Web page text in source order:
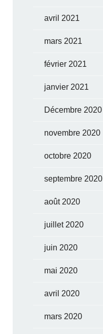
avril 2021
mars 2021
février 2021
janvier 2021
Décembre 2020
novembre 2020
octobre 2020
septembre 2020
août 2020
juillet 2020
juin 2020
mai 2020
avril 2020
mars 2020